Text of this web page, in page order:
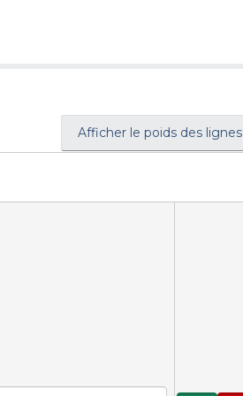
Afficher le poids des lignes